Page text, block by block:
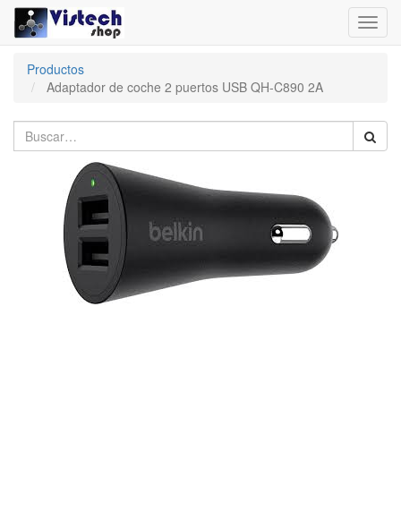
Productos
Adaptador de coche 2 puertos USB QH-C890 2A